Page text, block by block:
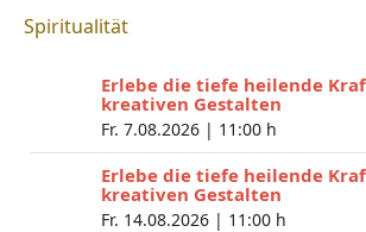
Spiritualität
Erlebe die tiefe heilende
kreativen Gestalten
Fr. 7.08.2026 | 11:00 h
Erlebe die tiefe heilende
kreativen Gestalten
Fr. 14.08.2026 | 11:00 h